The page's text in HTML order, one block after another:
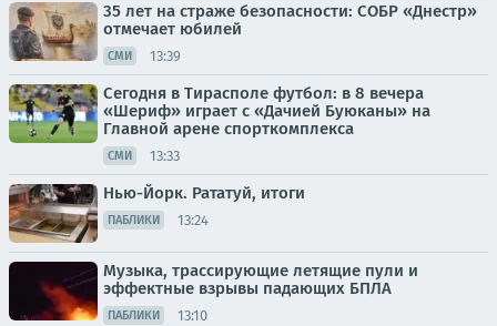
35 лет на страже безопасности: СОБР «Днестр»
отмечает юбилей
СМИ 13:39
Сегодня в Тирасполе футбол: в 8 вечера
«Шериф» играет с «Дачией Буюканы» на
Главной арене спорткомплекса
СМИ 13:33
Нью-Йорк. Рататуй, итоги
ПАБЛИКИ 13:24
Музыка, трассирующие летящие пули и
эффектные взрывы падающих БПЛА
ПАБЛИКИ 13:10